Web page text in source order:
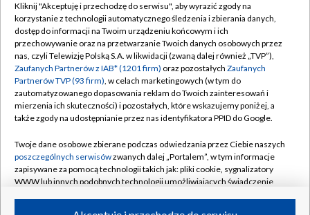
TVP
Abonament TVP
Emisja w TVP
Centrum informacji TVP
Naziemna Telewizja Cyfrowa
Rada Programowa
System NOS
Informacje o nadawcy
Regulamin TVP
Polityka prywatności
Moje zgody
Pomoc
Kontakt
Kanały
Kliknij "Akceptuję i przechodzę do serwisu", aby wyrazić zgody na
korzystanie z technologii automatycznego śledzenia i zbierania danych,
dostęp do informacji na Twoim urządzeniu końcowym i ich
przechowywanie oraz na przetwarzanie Twoich danych osobowych przez
nas, czyli Telewizję Polską S.A. w likwidacji (zwaną dalej również „TVP”),
Zaufanych Partnerów z IAB* (1201 firm) oraz pozostałych Zaufanych
Partnerów TVP (93 firm), w celach marketingowych (w tym do
zautomatyzowanego dopasowania reklam do Twoich zainteresowań i
mierzenia ich skuteczności) i pozostałych, które wskazujemy poniżej, a
także zgody na udostępnianie przez nas identyfikatora PPID do Google.
Twoje dane osobowe zbierane podczas odwiedzania przez Ciebie naszych
poszczególnych serwisówzwanych dalej „Portalem”, w tym informacje
zapisywane za pomocą technologii takich jak: pliki cookie, sygnalizatory
WWW lub innych podobnych technologii umożliwiających świadczenie